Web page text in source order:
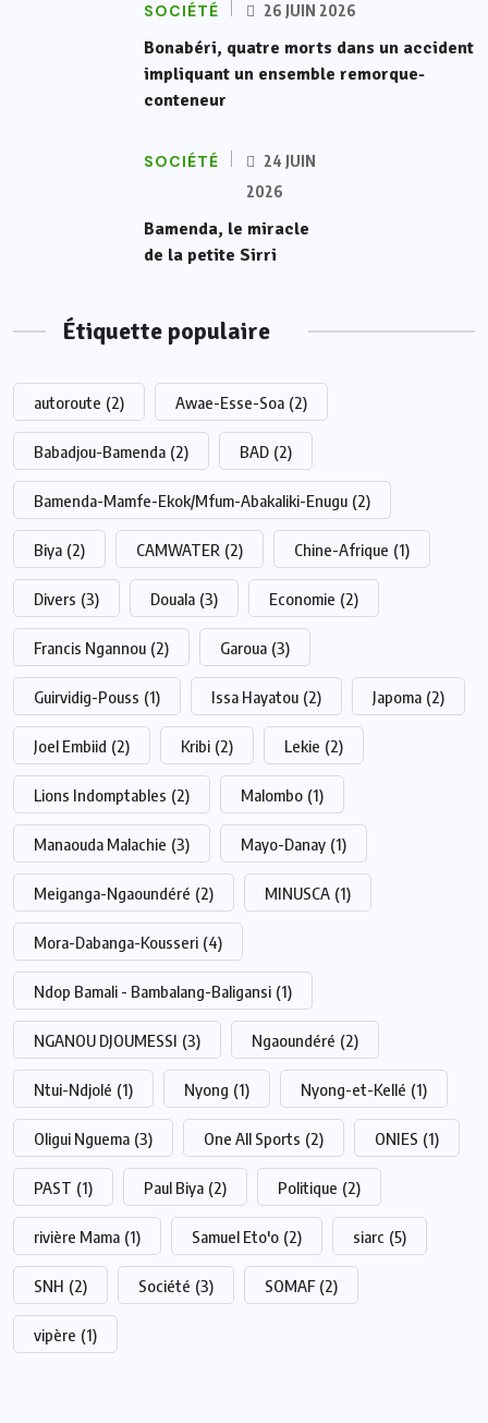
SOCIÉTÉ 26 JUIN 2026
Bonabéri, quatre morts dans un accident
impliquant un ensemble remorque-
conteneur
SOCIÉTÉ
24 JUIN
2026
Bamenda, le miracle
de la petite Sirri
Étiquette populaire
autoroute (2) Awae-Esse-Soa (2)
Babadjou-Bamenda (2) BAD (2)
Bamenda-Mamfe-Ekok/Mfum-Abakaliki-Enugu (2)
Biya (2) CAMWATER (2) Chine-Afrique (1)
Divers (3) Douala (3) Economie (2)
Francis Ngannou (2) Garoua (3)
Guirvidig-Pouss (1) Issa Hayatou (2) Japoma (2)
Joel Embiid (2) Kribi (2) Lekie (2)
Lions Indomptables (2) Malombo (1)
Manaouda Malachie (3) Mayo-Danay (1)
Meiganga-Ngaoundéré (2) MINUSCA (1)
Mora-Dabanga-Kousseri (4)
Ndop Bamali - Bambalang-Baligansi (1)
NGANOU DJOUMESSI (3) Ngaoundéré (2)
Ntui-Ndjolé (1) Nyong (1) Nyong-et-Kellé (1)
Oligui Nguema (3) One All Sports (2) ONIES (1)
PAST (1) Paul Biya (2) Politique (2)
rivière Mama (1) Samuel Eto'o (2) siarc (5)
SNH (2) Société (3) SOMAF (2)
vipère (1)